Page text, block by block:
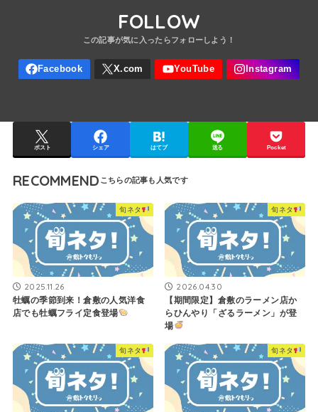
FOLLOW
ポスト シェア はてブ 送る Pocket
RECOMMEND
旬ネタ
2025.11.26
牡蠣の季節到来！倉敷の人気洋食
店でも牡蠣フライ定食登場
旬ネタ
2026.04.30
【期間限定】倉敷のラーメン店か
らひんやり「ざるラーメン」が登
場
旬ネタ 旬ネタ